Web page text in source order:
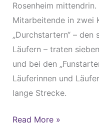
Rosenheim
Mitarbeitende in zwei
„Durchstartern“ – den
Läufern – traten
und bei den
Läuferinnen und
lange Strecke.
Read More »